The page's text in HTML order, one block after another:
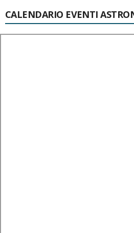
CALENDARIO EVENTI